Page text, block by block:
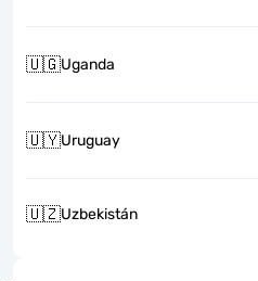
🇺🇬Uganda
🇺🇾Uruguay
🇺🇿Uzbekistán